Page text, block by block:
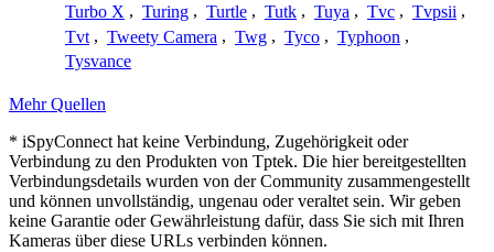
Turbo X , Turing , Turtle , Tutk , Tuya , Tvc , Tvpsii ,
Tvt , Tweety Camera , Twg , Tyco , Typhoon ,
Tysvance
Mehr Quellen
* iSpyConnect hat keine Verbindung, Zugehörigkeit oder
Verbindung zu den Produkten von Tptek. Die hier bereitgestellten
Verbindungsdetails wurden von der Community zusammengestellt
und können unvollständig, ungenau oder veraltet sein. Wir geben
keine Garantie oder Gewährleistung dafür, dass Sie sich mit Ihren
Kameras über diese URLs verbinden können.